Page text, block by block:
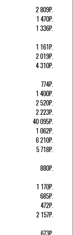
2 809Р.
1 470Р.
1 336Р.
1 161Р.
2 019Р.
4 310Р.
774Р.
1 400Р.
2 520Р.
2 223Р.
40 095Р.
1 062Р.
6 210Р.
5 718Р.
880Р.
1 170Р.
685Р.
472Р.
2 157Р.
673Р.